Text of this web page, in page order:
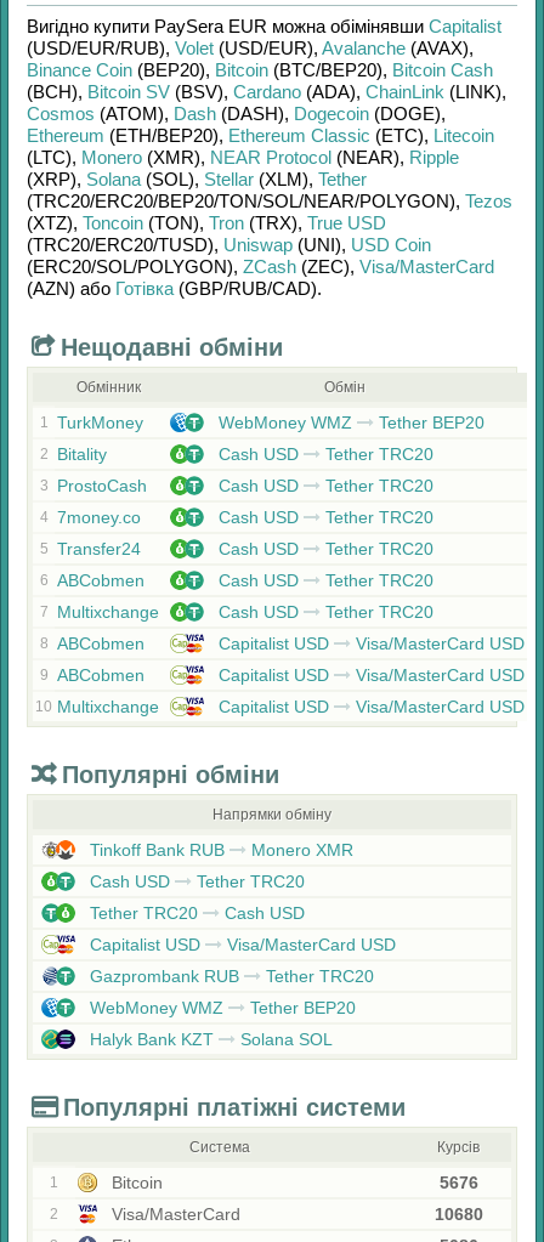
Вигідно купити PaySera EUR можна обімінявши Capitalist
(USD/EUR/RUB), Volet (USD/EUR), Avalanche (AVAX),
Binance Coin (BEP20), Bitcoin (BTC/BEP20), Bitcoin Cash
(BCH), Bitcoin SV (BSV), Cardano (ADA), ChainLink (LINK),
Cosmos (ATOM), Dash (DASH), Dogecoin (DOGE),
Ethereum (ETH/BEP20), Ethereum Classic (ETC), Litecoin
(LTC), Monero (XMR), NEAR Protocol (NEAR), Ripple
(XRP), Solana (SOL), Stellar (XLM), Tether
(TRC20/ERC20/BEP20/TON/SOL/NEAR/POLYGON), Tezos
(XTZ), Toncoin (TON), Tron (TRX), True USD
(TRC20/ERC20/TUSD), Uniswap (UNI), USD Coin
(ERC20/SOL/POLYGON), ZCash (ZEC), Visa/MasterCard
(AZN) або Готівка (GBP/RUB/CAD).
Нещодавні обміни
Обмінник Обмін
1 TurkMoney WebMoney WMZ Tether BEP20
2 Bitality Cash USD Tether TRC20
3 ProstoCash Cash USD Tether TRC20
4 7money.co Cash USD Tether TRC20
5 Transfer24 Cash USD Tether TRC20
6 ABCobmen Cash USD Tether TRC20
7 Multixchange Cash USD Tether TRC20
8 ABCobmen Capitalist USD Visa/MasterCard USD
9 ABCobmen Capitalist USD Visa/MasterCard USD
10 Multixchange Capitalist USD Visa/MasterCard USD
Популярні обміни
Напрямки обміну
Tinkoff Bank RUB
Monero XMR
Cash USD
Tether TRC20
Tether TRC20
Cash USD
Capitalist USD
Visa/MasterCard USD
Gazprombank RUB
Tether TRC20
WebMoney WMZ
Tether BEP20
Halyk Bank KZT
Solana SOL
Популярні платіжні системи
Система Курсів
1 Bitcoin 5676
2 Visa/MasterCard 10680